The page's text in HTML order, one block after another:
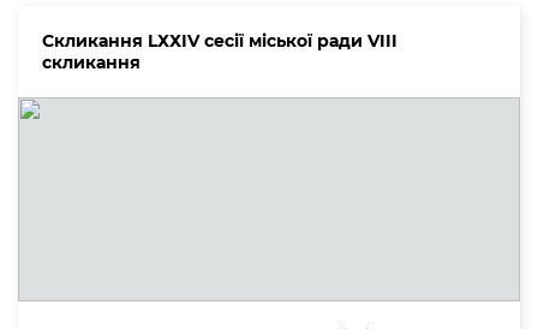
Скликання LХХІV сесії міської ради VIII
скликання